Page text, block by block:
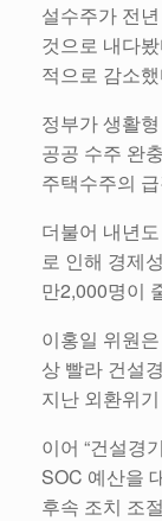
설수주가 전
것으로 내다
적으로 감소
정부가 생활
공공 수주 완
주택수주의
더불어 내년
로 인해 경제
만2,000명이
이홍일 위원
상 빨라 건설
지난 외환위
이어 “건설경
SOC 예산을
후속 조치 조